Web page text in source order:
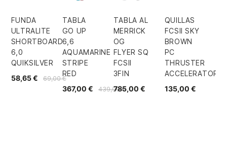
FUNDA
ULTRALITE
SHORTBOARD
6,0
QUIKSILVER
69,00 €
58,65 €
TABLA
GO UP
6,6
AQUAMARINE
STRIPE
RED
439,00 €
367,00 €
TABLA AL
MERRICK
OG
FLYER SQ
FCSII
3FIN
785,00 €
QUILLAS
FCSII SKY
BROWN
PC
THRUSTER
ACCELERATOR
135,00 €